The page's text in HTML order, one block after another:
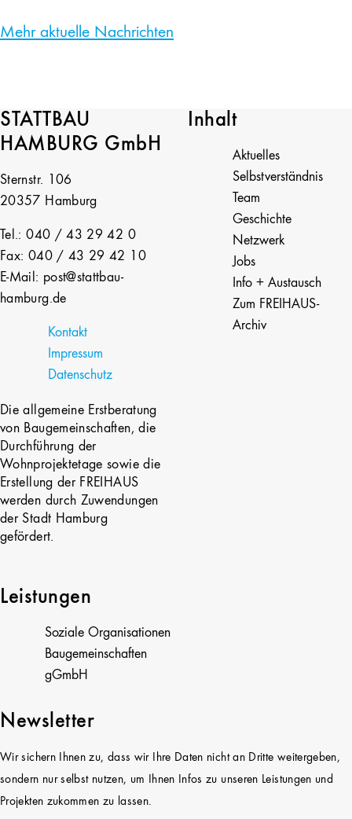
Mehr aktuelle Nachrichten
STATTBAU
HAMBURG GmbH
Sternstr. 106
20357 Hamburg
Tel.: 040 / 43 29 42 0
Fax: 040 / 43 29 42 10
E-Mail: post@stattbau-
hamburg.de
Kontakt
Impressum
Datenschutz
Die allgemeine Erstberatung
von Baugemeinschaften, die
Durchführung der
Wohnprojektetage sowie die
Erstellung der FREIHAUS
werden durch Zuwendungen
der Stadt Hamburg
gefördert.
Inhalt
Aktuelles
Selbstverständnis
Team
Geschichte
Netzwerk
Jobs
Info + Austausch
Zum FREIHAUS-
Archiv
Leistungen
Soziale Organisationen
Baugemeinschaften
gGmbH
Newsletter
Wir sichern Ihnen zu, dass wir Ihre Daten nicht an Dritte weitergeben,
sondern nur selbst nutzen, um Ihnen Infos zu unseren Leistungen und
Projekten zukommen zu lassen.